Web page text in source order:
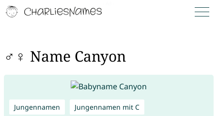
♂♀ Name Canyon
Jungennamen Jungennamen mit C